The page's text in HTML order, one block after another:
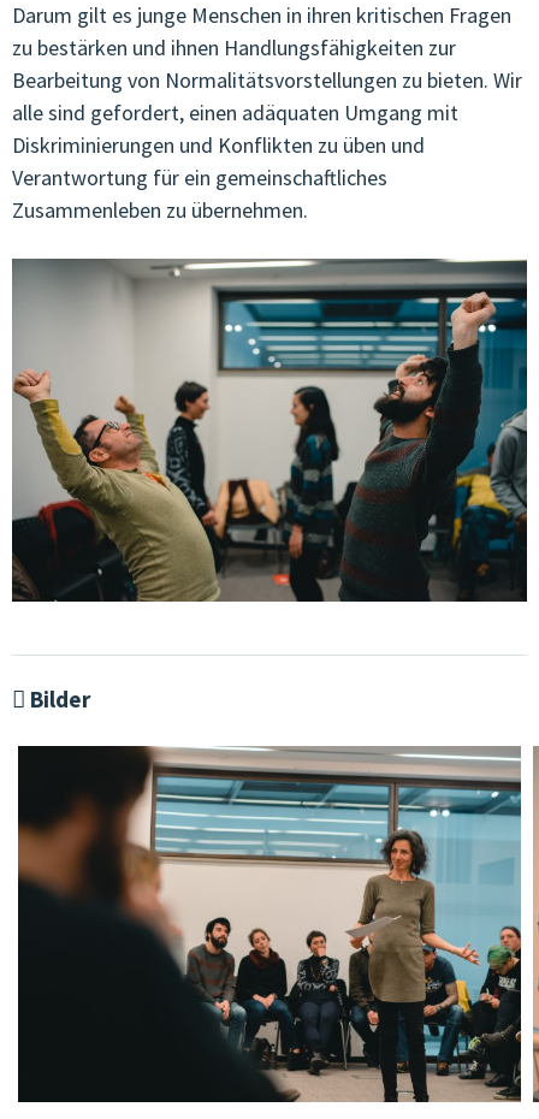
Darum gilt es junge Menschen in ihren kritischen Fragen
zu bestärken und ihnen Handlungsfähigkeiten zur
Bearbeitung von Normalitätsvorstellungen zu bieten. Wir
alle sind gefordert, einen adäquaten Umgang mit
Diskriminierungen und Konflikten zu üben und
Verantwortung für ein gemeinschaftliches
Zusammenleben zu übernehmen.
Bilder